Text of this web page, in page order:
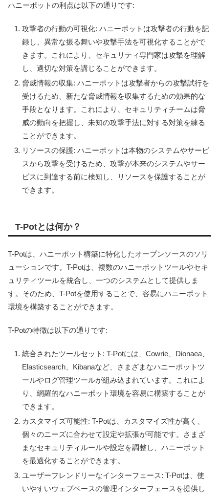
ハニーポットの利点は以下の通りです:
攻撃者の行動の可視化: ハニーポットは攻撃者の行動を記
録し、異常な振る舞いや攻撃手法を可視化することがで
きます。これにより、セキュリティ専門家は攻撃を理解
し、適切な対策を講じることができます。
脅威情報の収集: ハニーポットは攻撃者からの攻撃試行を
受けるため、新たな脅威情報を収集するための効果的な
手段となります。これにより、セキュリティチームは脅
威の動向を把握し、未知の攻撃手法に対する対策を練る
ことができます。
リソースの保護: ハニーポットは本物のシステムやサービ
スから攻撃を受けるため、攻撃が本来のシステムやサー
ビスに到達する前に検知し、リソースを保護することが
できます。
T-Potとは何か？
T-Potは、ハニーポット構築に特化したオープンソースのソリ
ューションです。T-Potは、複数のハニーポットツールやセキ
ュリティツールを統合し、一つのシステムとして提供しま
す。そのため、T-Potを使用することで、容易にハニーポット
環境を構築することができます。
T-Potの特徴は以下の通りです:
統合されたツールセット: T-Potには、Cowrie、Dionaea、
Elasticsearch、Kibanaなど、さまざまなハニーポットツ
ールやログ管理ツールが組み込まれています。これによ
り、網羅的なハニーポット環境を容易に構築することが
できます。
カスタマイズ可能性: T-Potは、カスタマイズ性が高く、
個々のニーズに合わせて設定や拡張が可能です。さまざ
まなセキュリティルールや設定を調整し、ハニーポット
を最適化することができます。
ユーザーフレンドリーなインターフェース: T-Potは、使
いやすいウェブベースの管理インターフェースを提供し